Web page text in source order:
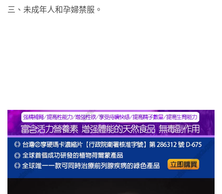
三、未成年人和孕婦禁服。